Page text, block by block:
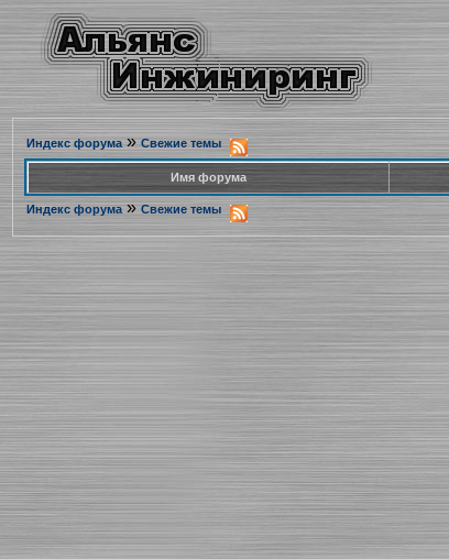
Индекс форума» Свежие темы
Имя форума
Индекс форума » Свежие темы